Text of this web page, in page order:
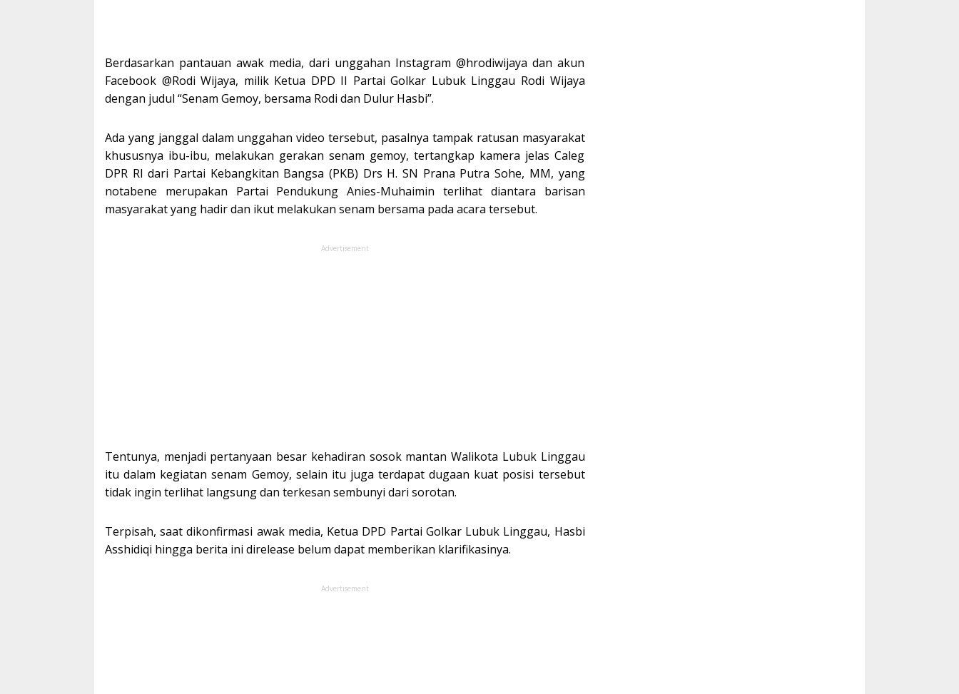
Berdasarkan pantauan awak media, dari unggahan Instagram @hrodiwijaya dan akun
Facebook @Rodi Wijaya, milik Ketua DPD II Partai Golkar Lubuk Linggau Rodi Wijaya
dengan judul “Senam Gemoy, bersama Rodi dan Dulur Hasbi”.
Ada yang janggal dalam unggahan video tersebut, pasalnya tampak ratusan masyarakat
khususnya ibu-ibu, melakukan gerakan senam gemoy, tertangkap kamera jelas Caleg
DPR RI dari Partai Kebangkitan Bangsa (PKB) Drs H. SN Prana Putra Sohe, MM, yang
notabene merupakan Partai Pendukung Anies-Muhaimin terlihat diantara barisan
masyarakat yang hadir dan ikut melakukan senam bersama pada acara tersebut.
Advertisement
Tentunya, menjadi pertanyaan besar kehadiran sosok mantan Walikota Lubuk Linggau
itu dalam kegiatan senam Gemoy, selain itu juga terdapat dugaan kuat posisi tersebut
tidak ingin terlihat langsung dan terkesan sembunyi dari sorotan.
Terpisah, saat dikonfirmasi awak media, Ketua DPD Partai Golkar Lubuk Linggau, Hasbi
Asshidiqi hingga berita ini direlease belum dapat memberikan klarifikasinya.
Advertisement